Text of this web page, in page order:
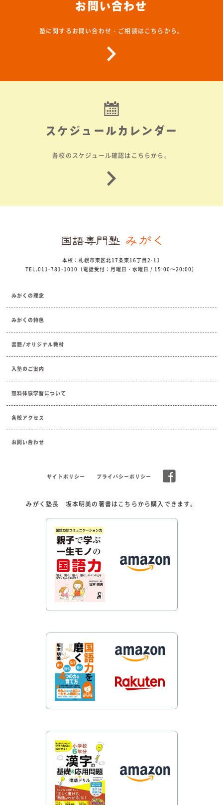
お問い合わせ
塾に関するお問い合わせ・ご相談はこちらから。
スケジュールカレンダー
各校のスケジュール確認はこちらから。
本校：札幌市東区北17条東16丁目2-11
TEL.011-781-1010（電話受付：月曜日・水曜日 / 15:00～20:00）
みがくの理念
みがくの特色
書籍/オリジナル教材
入塾のご案内
無料体験学習について
各校アクセス
お問い合わせ
サイトポリシー プライバシーポリシー
みがく塾長 坂本明美の著書はこちらから購入できます。